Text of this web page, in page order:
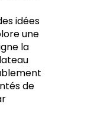
idées
une
la
de